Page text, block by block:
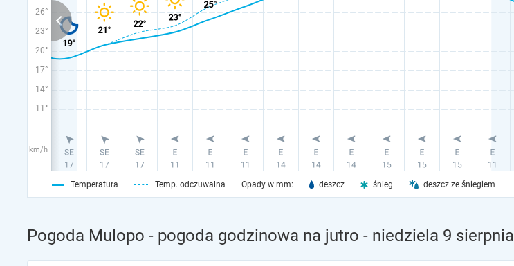
26°
23°
20°
17°
14°
11°
km/h
Temperatura Temp. odczuwalna Opady w mm: deszcz śnieg deszcz ze śniegiem
Pogoda Mulopo - pogoda godzinowa na jutro - niedziela 9 sierpnia